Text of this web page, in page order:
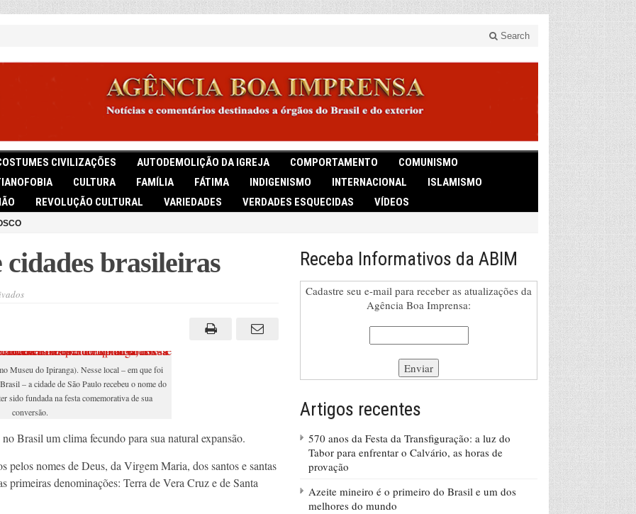
Search
CIVILIZAÇÕES AUTODEMOLIÇÃO DA IGREJA COMPORTAMENTO
COMUNISMO
CULTURA FAMÍLIA FÁTIMA INDIGENISMO INTERNACIONAL
ISLAMISMO
REVOLUÇÃO CULTURAL VARIEDADES VERDADES ESQUECIDAS VÍDEOS
cidades brasileiras
em
Museu do Ipiranga). Nesse local – em que foi
– a cidade de São Paulo recebeu o nome do
sido fundada na festa comemorativa de sua
conversão.
Brasil um clima fecundo para sua natural expansão.
pelos nomes de Deus, da Virgem Maria, dos santos e santas
primeiras denominações: Terra de Vera Cruz e de Santa
Receba Informativos da ABIM
Cadastre seu e-mail para receber as atualizações da
Agência Boa Imprensa:
Artigos recentes
570 anos da Festa da Transfiguração: a luz do
Tabor para enfrentar o Calvário, as horas de
provação
Azeite mineiro é o primeiro do Brasil e um dos
melhores do mundo